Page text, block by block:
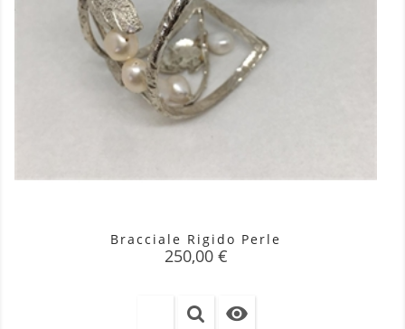
Bracciale Rigido Perle
Prezzo
250,00 €
